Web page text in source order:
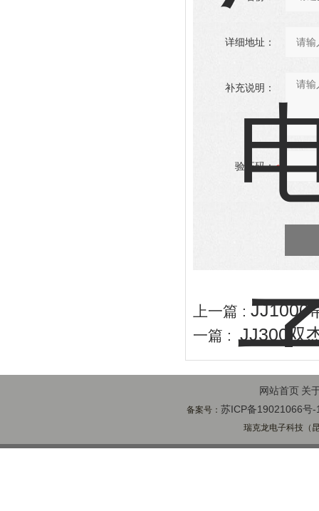
详细地址：
补充说明：
验证码：
上一篇 : JJ1000
一篇 :JJ300双
网站首页 关
备案号： 苏ICP备19021066号-
瑞克龙电子科技（